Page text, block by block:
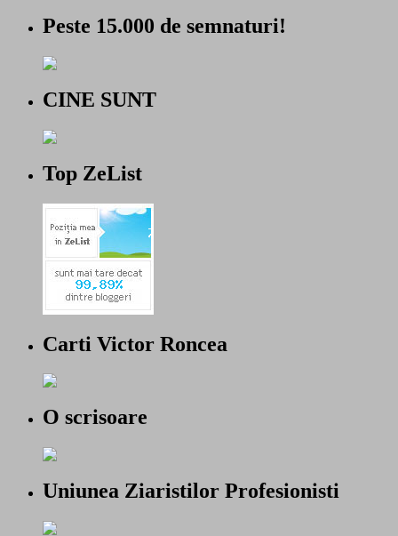
Peste 15.000 de semnaturi!
CINE SUNT
Top ZeList
Carti Victor Roncea
O scrisoare
Uniunea Ziaristilor Profesionisti